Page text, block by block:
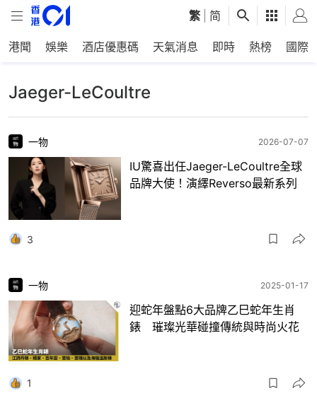
繁 简
港聞 娛樂 酒店優惠碼 天氣消息 即時 熱榜 國際
Jaeger-LeCoultre
一物 2026-07-07
IU驚喜出任Jaeger-LeCoultre全球
品牌大使！演繹Reverso最新系列
3
一物 2025-01-17
迎蛇年盤點6大品牌乙巳蛇年生肖
錶 璀璨光華碰撞傳統與時尚火花
1